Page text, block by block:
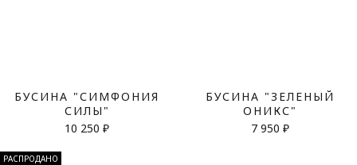
БУСИНА "СИМФОНИЯ
СИЛЫ"
10 250 ₽
БУСИНА "ЗЕЛЕНЫЙ
ОНИКС"
7 950 ₽
РАСПРОДАНО